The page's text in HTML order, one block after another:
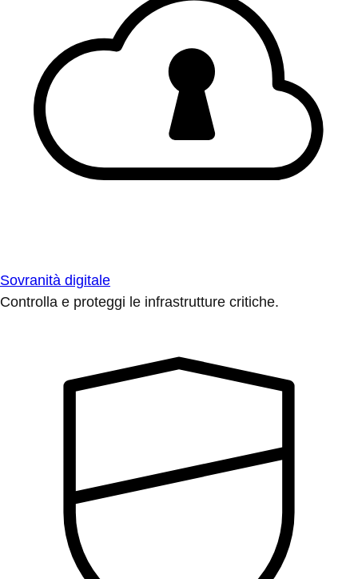
Sovranità digitale
Controlla e proteggi le infrastrutture critiche.